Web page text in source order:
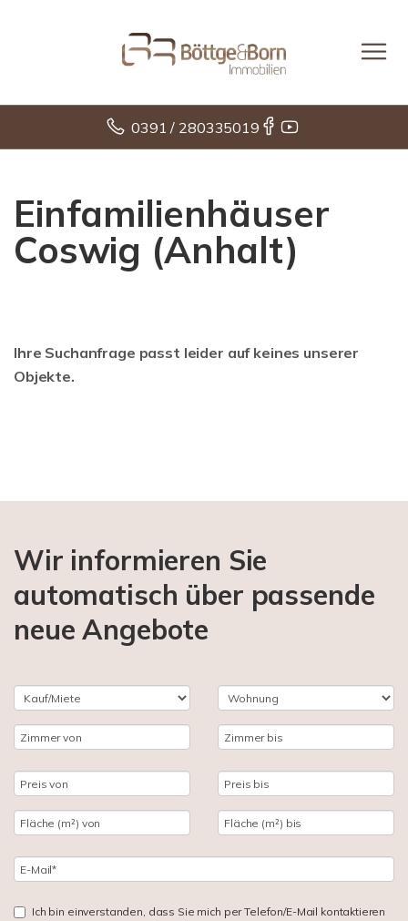
0391 / 280335019
Einfamilienhäuser
Coswig (Anhalt)
Ihre Suchanfrage passt leider auf keines unserer
Objekte.
Wir informieren Sie
automatisch über passende
neue Angebote
Ich bin einverstanden, dass Sie mich per Telefon/E-Mail kontaktieren